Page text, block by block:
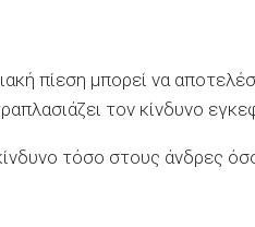
πίεση μπορεί να
τον κίνδυνο
τόσο στους άνδρες